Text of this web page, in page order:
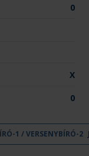
0
X
0
BÜNTETŐ GY D
1 / VERSENYBÍRÓ-2